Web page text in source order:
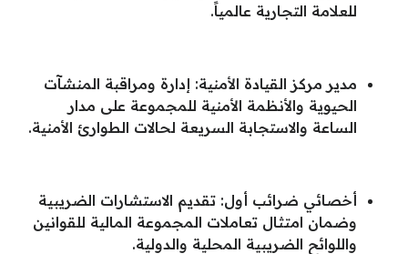
للعلامة التجارية عالمياً.
مدير مركز القيادة الأمنية: إدارة ومراقبة المنشآت
الحيوية والأنظمة الأمنية للمجموعة على مدار
الساعة والاستجابة السريعة لحالات الطوارئ الأمنية.
أخصائي ضرائب أول: تقديم الاستشارات الضريبية
وضمان امتثال تعاملات المجموعة المالية للقوانين
واللوائح الضريبية المحلية والدولية.